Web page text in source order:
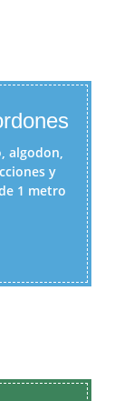
algodon,
y
1 metro